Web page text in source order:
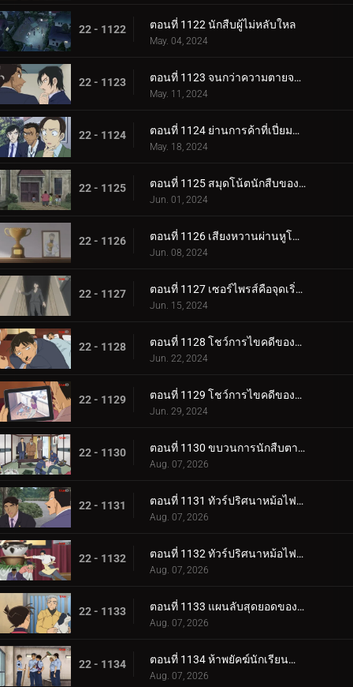
22 - 1122 ตอนที่ 1122 นักสืบผู้ไม่หลับใหล
May. 04, 2024
22 - 1123 ตอนที่ 1123 จนกว่าความตายจะพรากจากเราสอง
May. 11, 2024
22 - 1124 ตอนที่ 1124 ย่านการค้าที่เปี่ยมด้วยรัก
May. 18, 2024
22 - 1125 ตอนที่ 1125 สมุดโน้ตนักสืบของสึบุรายะ มิตสึฮิโกะ
Jun. 01, 2024
22 - 1126 ตอนที่ 1126 เสียงหวานผ่านหูโทรศัพท์
Jun. 08, 2024
22 - 1127 ตอนที่ 1127 เซอร์ไพรส์คือจุดเริ่มต้นของโศกนาฏกรรม
Jun. 15, 2024
22 - 1128 ตอนที่ 1128 โชว์การไขคดีของคุโด้ ยูซากุ (ภาคแรก)
Jun. 22, 2024
22 - 1129 ตอนที่ 1129 โชว์การไขคดีของคุโด้ ยูซากุ (ภาคจบ)
Jun. 29, 2024
22 - 1130 ตอนที่ 1130 ขบวนการนักสืบตามล่าโจรวิ่งราว
Aug. 07, 2026
22 - 1131 ตอนที่ 1131 ทัวร์ปริศนาหม้อไฟเท็ตจิริ (ภาคท่าเรือโมจิ-โคคุระ)
Aug. 07, 2026
22 - 1132 ตอนที่ 1132 ทัวร์ปริศนาหม้อไฟเท็ตจิริ (ภาคชิโมโนเซกิ)
Aug. 07, 2026
22 - 1133 ตอนที่ 1133 แผนลับสุดยอดของประธานผู้มีเสน่ห์
Aug. 07, 2026
22 - 1134 ตอนที่ 1134 ห้าพยัคฆ์นักเรียนตำรวจ Wild Police Story CASE.ฟุรุยะ เรย์
Aug. 07, 2026